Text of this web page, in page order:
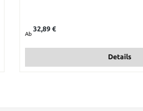
Ab
32,89 €
Details